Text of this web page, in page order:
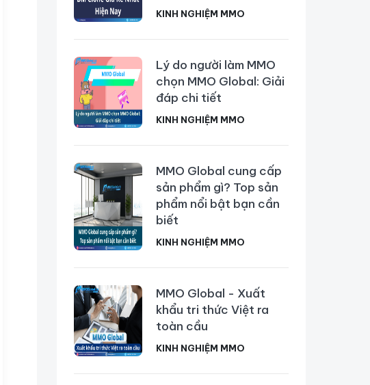
KINH NGHIỆM MMO
Lý do người làm MMO
chọn MMO Global: Giải
đáp chi tiết
KINH NGHIỆM MMO
MMO Global cung cấp
sản phẩm gì? Top sản
phẩm nổi bật bạn cần
biết
KINH NGHIỆM MMO
MMO Global - Xuất
khẩu tri thức Việt ra
toàn cầu
KINH NGHIỆM MMO